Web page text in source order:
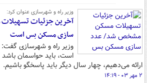
وزیر راه و شهرسازی عنوان کرد:
آخرین جزئیات
سازی مسکن بس است
وزیر راه و شهرسازی
است، باید حواسمان باشد
ارائه می‌دهیم، چهار سال دیگر باید پاسخگو باشیم.
۲ مهر ۰۳ - ۱۴:۱۹